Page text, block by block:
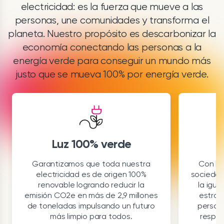
electricidad: es la fuerza que mueve a las
personas, une comunidades y transforma el
planeta. Nuestro propósito es descarbonizar la
economía conectando las personas a la
energía verde para conseguir un mundo más
justo que se mueva 100% por energía verde.
Luz 100% verde
Garantizamos que toda nuestra
electricidad es de origen 100%
renovable logrando reducir la
emisión CO2e en más de 2,9 millones
de toneladas impulsando un futuro
más limpio para todos.
Con
la